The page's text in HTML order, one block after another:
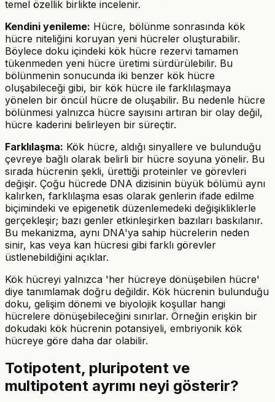
temel özellik birlikte incelenir.
Kendini yenileme: Hücre, bölünme sonrasında kök
hücre niteliğini koruyan yeni hücreler oluşturabilir.
Böylece doku içindeki kök hücre rezervi tamamen
tükenmeden yeni hücre üretimi sürdürülebilir. Bu
bölünmenin sonucunda iki benzer kök hücre
oluşabileceği gibi, bir kök hücre ile farklılaşmaya
yönelen bir öncül hücre de oluşabilir. Bu nedenle hücre
bölünmesi yalnızca hücre sayısını artıran bir olay değil,
hücre kaderini belirleyen bir süreçtir.
Farklılaşma: Kök hücre, aldığı sinyallere ve bulunduğu
çevreye bağlı olarak belirli bir hücre soyuna yönelir. Bu
sırada hücrenin şekli, ürettiği proteinler ve görevleri
değişir. Çoğu hücrede DNA dizisinin büyük bölümü aynı
kalırken, farklılaşma esas olarak genlerin ifade edilme
biçimindeki ve epigenetik düzenlemedeki değişikliklerle
gerçekleşir; bazı genler etkinleşirken bazıları baskılanır.
Bu mekanizma, aynı DNA'ya sahip hücrelerin neden
sinir, kas veya kan hücresi gibi farklı görevler
üstlenebildiğini açıklar.
Kök hücreyi yalnızca 'her hücreye dönüşebilen hücre'
diye tanımlamak doğru değildir. Kök hücrenin bulunduğu
doku, gelişim dönemi ve biyolojik koşullar hangi
hücrelere dönüşebileceğini sınırlar. Örneğin erişkin bir
dokudaki kök hücrenin potansiyeli, embriyonik kök
hücreye göre daha dar olabilir.
Totipotent, pluripotent ve
multipotent ayrımı neyi gösterir?